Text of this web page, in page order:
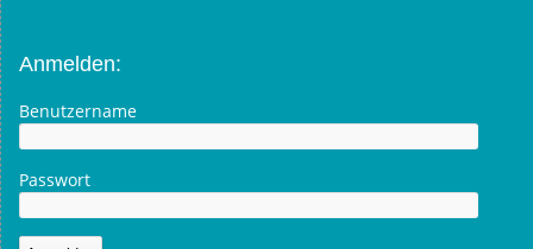
Anmelden:
Benutzername
Passwort